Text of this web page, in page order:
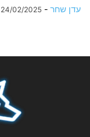
עדן שחר -
24/02/2025